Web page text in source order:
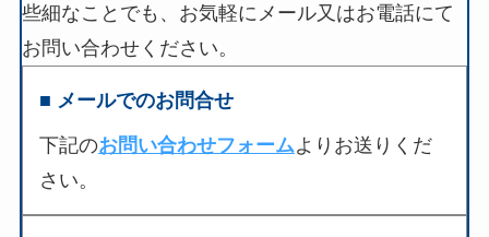
些細なことでも、お気軽にメール又はお電話にて
お問い合わせください。
■ メールでのお問合せ
下記のお問い合わせフォームよりお送りくだ
さい。